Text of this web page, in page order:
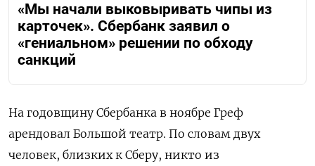
«Мы начали выковыривать чипы из
карточек». Сбербанк заявил о
«гениальном» решении по обходу
санкций
На годовщину Сбербанка в ноябре Греф
арендовал Большой театр. По словам двух
человек, близких к Сберу, никто из